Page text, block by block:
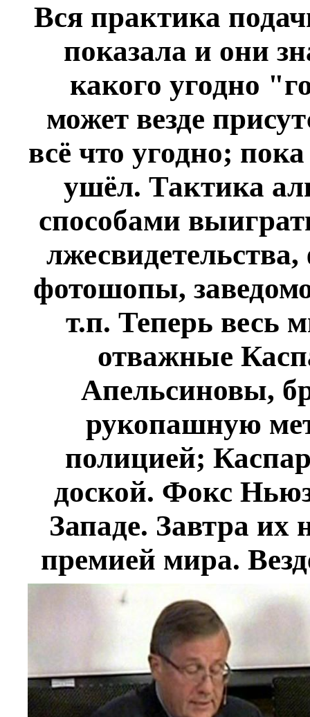
Вся практика
показала и они
какого угодно
может везде
всё что угодно;
ушёл. Тактика
способами
фотошопы,
т.п. Теперь весь
отважные
Апельсиновы,
рукопашную
полицией;
доской. Фокс
Западе. Завтра их
премией мира.